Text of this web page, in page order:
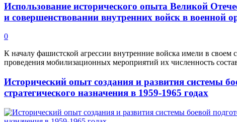
Использование исторического опыта Великой
и совершенствовании внутренних войск в военной
0
К началу фашистской агрессии внутренние войска имели в своем
проведения мобилизационных мероприятий их численность
Исторический опыт создания и развития системы
стратегического назначения в 1959-1965 годах